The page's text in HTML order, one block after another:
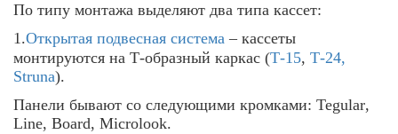
По типу монтажа выделяют два типа кассет:
1.Открытая подвесная система – кассеты
монтируются на Т-образный каркас (Т-15, Т-24,
Struna).
Панели бывают со следующими кромками: Tegular,
Line, Board, Microlook.